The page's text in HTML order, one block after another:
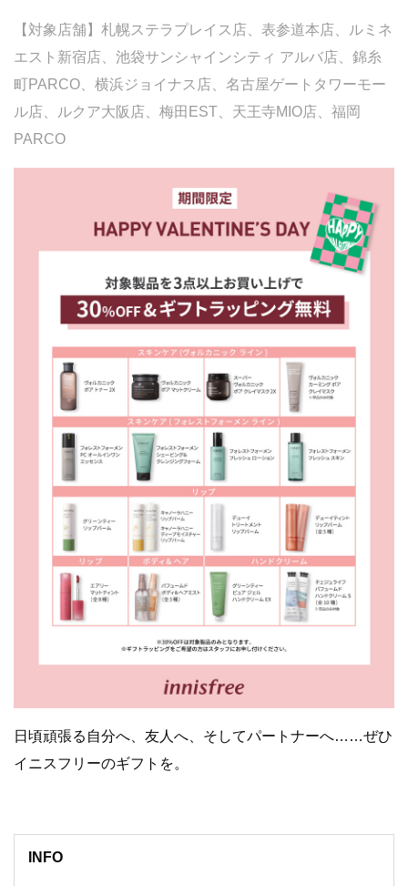
【対象店舗】札幌ステラプレイス店、表参道本店、ルミネ
エスト新宿店、池袋サンシャインシティ アルバ店、錦糸
町PARCO、横浜ジョイナス店、名古屋ゲートタワーモー
ル店、ルクア大阪店、梅田EST、天王寺MIO店、福岡
PARCO
日頃頑張る自分へ、友人へ、そしてパートナーへ……ぜひ
イニスフリーのギフトを。
INFO